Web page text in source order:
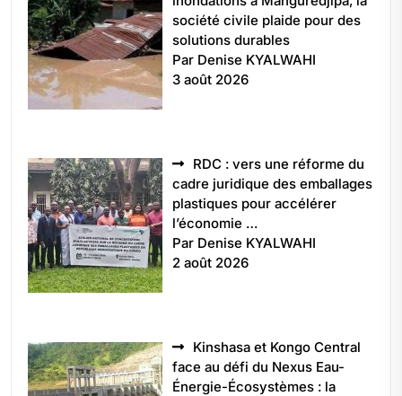
société civile plaide pour des
solutions durables
Par Denise KYALWAHI
3 août 2026
RDC : vers une réforme du
cadre juridique des emballages
plastiques pour accélérer
l’économie …
Par Denise KYALWAHI
2 août 2026
Kinshasa et Kongo Central
face au défi du Nexus Eau-
Énergie-Écosystèmes : la